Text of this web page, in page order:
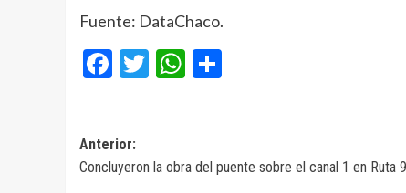
Fuente: DataChaco.
Facebook
TwitterWhatsApp
Navegación
de
Anterior:
Concluyeron la obra del puente sobre el canal 1 en Ruta